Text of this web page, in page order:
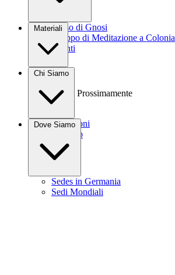
Corso di Gnosi
Gruppo di Meditazione a Colonia
Eventi
Materiali
Libri
Audio
Prossimamente
Chi Siamo
Donazioni
Contatto
Dove Siamo
Sedes in Germania
Sedi Mondiali